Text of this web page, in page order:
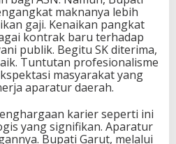
maknanya lebih
gaji. Kenaikan pangkat
kontrak baru terhadap
publik. Begitu SK diterima,
Tuntutan profesionalisme
masyarakat yang
aparatur daerah.
karier seperti ini
yang signifikan. Aparatur
Bupati Garut, melalui